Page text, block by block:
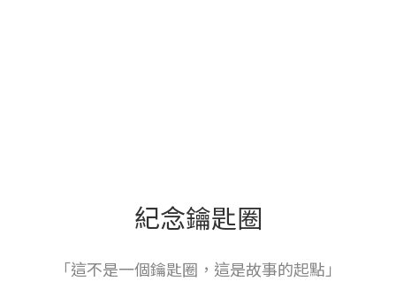
紀念鑰匙圈
「這不是一個鑰匙圈，這是故事的起點」